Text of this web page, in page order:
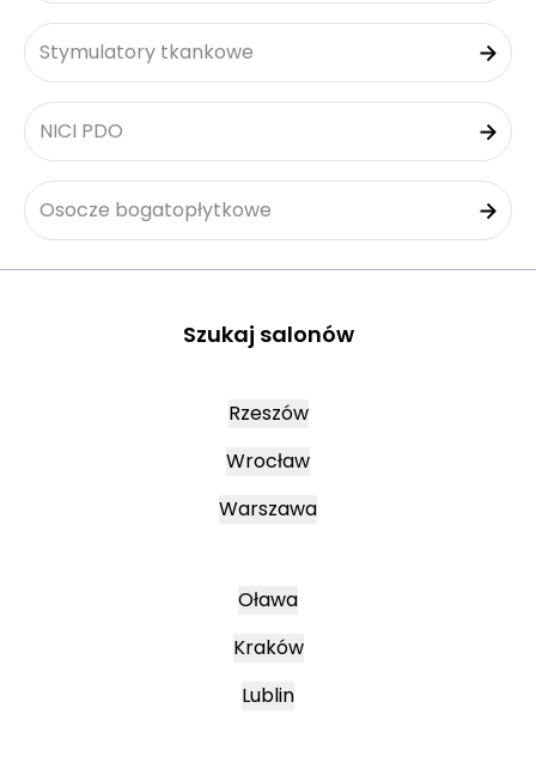
Stymulatory tkankowe
NICI PDO
Osocze bogatopłytkowe
Szukaj salonów
Rzeszów
Wrocław
Warszawa
Oława
Kraków
Lublin